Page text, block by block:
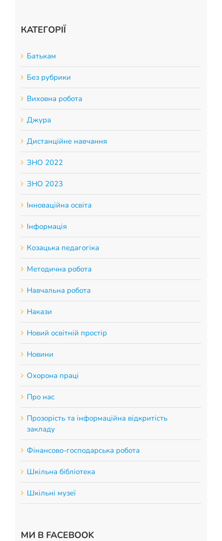
КАТЕГОРІЇ
Батькам
Без рубрики
Виховна робота
Джура
Дистанційне навчання
ЗНО 2022
ЗНО 2023
Інноваційна освіта
Інформація
Козацька педагогіка
Методична робота
Навчальна робота
Накази
Новий освітній простір
Новини
Охорона праці
Про нас
Прозорість та інформаційна відкритість
закладу
Фінансово-господарська робота
Шкільна бібліотека
Шкільні музеї
МИ В FACEBOOK